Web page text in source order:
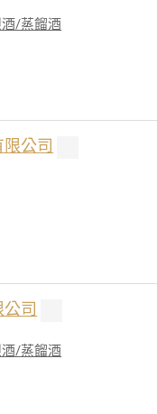
/蒸餾酒
公司
司
/蒸餾酒